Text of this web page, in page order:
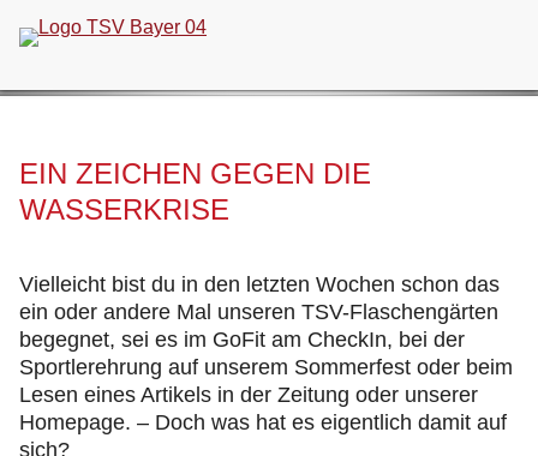
überspringen
EIN ZEICHEN GEGEN DIE
WASSERKRISE
Vielleicht bist du in den letzten Wochen schon das
ein oder andere Mal unseren TSV-Flaschengärten
begegnet, sei es im GoFit am CheckIn, bei der
Sportlerehrung auf unserem Sommerfest oder beim
Lesen eines Artikels in der Zeitung oder unserer
Homepage. – Doch was hat es eigentlich damit auf
sich?